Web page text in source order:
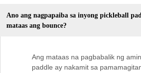
Ano ang nagpapaiba sa inyong pickleball
mataas ang bounce?
Ang mataas na pagbabalik ng
paddle ay nakamit sa